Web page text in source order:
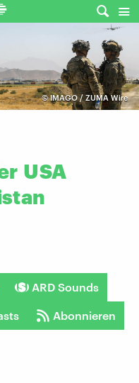
©IMAGO / ZUMA Wire
USA
ARD Sounds
Abonnieren